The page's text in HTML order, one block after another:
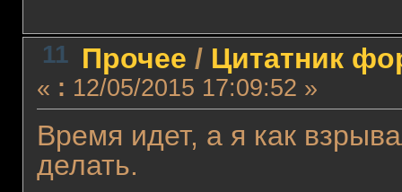
11 Прочее / Цитатник
« : 12/05/2015 17:09:52 »
Время идет, а я как
делать.